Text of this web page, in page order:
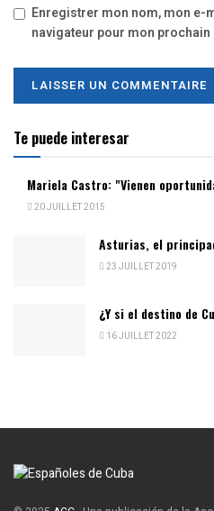
Enregistrer mon nom, mon e-
navigateur pour mon
Te puede interesar
Mariela Castro: "Vienen
20 JUILLET 2015
Asturias, el
23 JUILLET 2019
¿Y si el destino de
16 JUILLET 2022